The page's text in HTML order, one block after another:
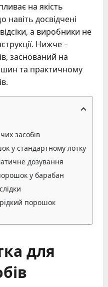
на якість
навіть досвідчені
а виробники не
Нижче –
заснований на
та практичному
засобів
у стандартному лотку
дозування
у барабан
порошок
для